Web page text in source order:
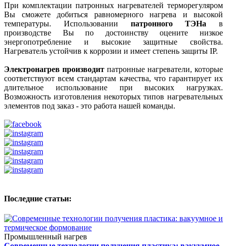
При комплектации патронных нагревателей терморегуляром
Вы сможете добиться равномерного нагрева и высокой
температуры. Использовании патронного ТЭНа в
производстве Вы по достоинству оцените низкое
энергопотребление и высокие защитные свойства.
Нагреватель устойчив к коррозии и имеет степень защиты IP.
Электронагрев производит патронные нагреватели, которые
соответствуют всем стандартам качества, что гарантирует их
длительное использование при высоких нагрузках.
Возможность изготовления некоторых типов нагревательных
элементов под заказ - это работа нашей команды.
Последние статьи:
Промышленный нагрев